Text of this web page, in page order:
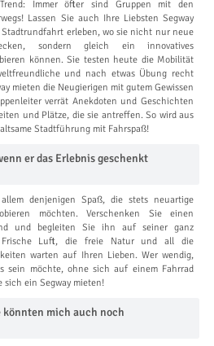
Immer öfter sind Gruppen mit den
Lassen Sie auch Ihre Liebsten Segway
erleben, wo sie nicht nur neue
sondern gleich ein innovatives
können. Sie testen heute die Mobilität
und nach etwas Übung recht
mieten die Neugierigen mit gutem Gewissen
verrät Anekdoten und Geschichten
und Plätze, die sie antreffen. So wird aus
Stadtführung mit Fahrspaß!
er das Erlebnis geschenkt
denjenigen Spaß, die stets neuartige
möchten. Verschenken Sie einen
und begleiten Sie ihn auf seiner ganz
Frische Luft, die freie Natur und all die
warten auf Ihren Lieben. Wer wendig,
sein möchte, ohne sich auf einem Fahrrad
sich ein Segway mieten!
könnten mich auch noch